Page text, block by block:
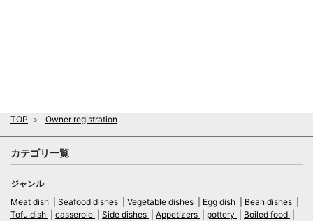
TOP Owner registration
カテゴリ一覧
ジャンル
Meat dish
Seafood dishes Vegetable dishes Egg dish
Bean dishes
Tofu dish
casserole Side dishes Appetizers pottery
Boiled food